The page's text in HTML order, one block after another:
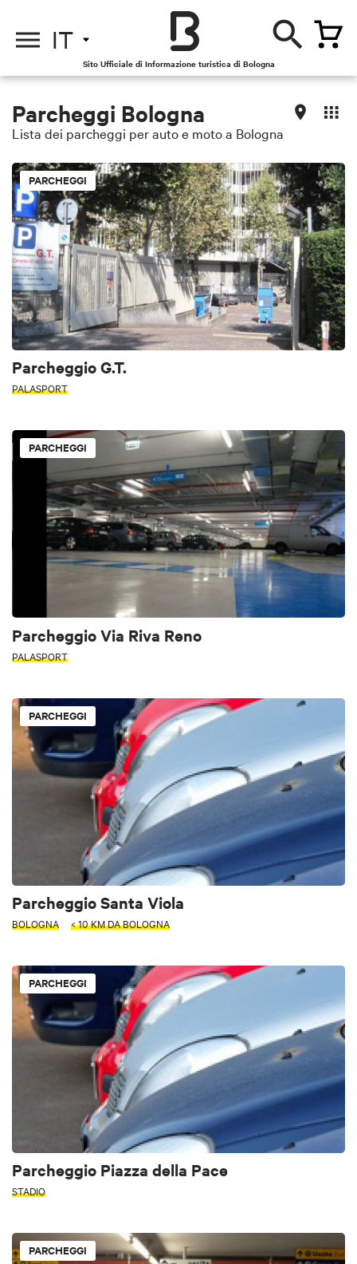
IT
Sito Ufficiale di Informazione turistica di Bologna
Parcheggi Bologna
Lista dei parcheggi per auto e moto a Bologna
PARCHEGGI
Parcheggio G.T.
PALASPORT
PARCHEGGI
Parcheggio Via Riva Reno
PALASPORT
PARCHEGGI
Parcheggio Santa Viola
BOLOGNA < 10 KM DA BOLOGNA
PARCHEGGI
Parcheggio Piazza della Pace
STADIO
PARCHEGGI